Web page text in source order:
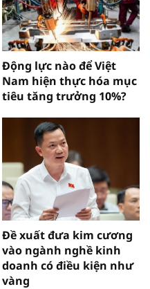
Động lực nào để Việt
Nam hiện thực hóa mục
tiêu tăng trưởng 10%?
Đề xuất đưa kim cương
vào ngành nghề kinh
doanh có điều kiện như
vàng